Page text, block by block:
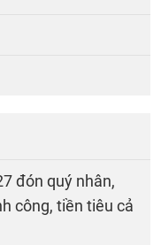
đón quý nhân,
công, tiền tiêu cả